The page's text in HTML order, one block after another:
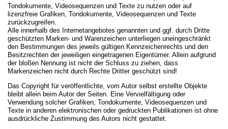
Tondokumente, Videosequenzen und Texte zu nutzen oder auf
lizenzfreie Grafiken, Tondokumente, Videosequenzen und Texte
zurückzugreifen.
Alle innerhalb des Internetangebotes genannten und ggf. durch Dritte
geschützten Marken- und Warenzeichen unterliegen uneingeschränkt
den Bestimmungen des jeweils gültigen Kennzeichenrechts und den
Besitzrechten der jeweiligen eingetragenen Eigentümer. Allein aufgrund
der bloßen Nennung ist nicht der Schluss zu ziehen, dass
Markenzeichen nicht durch Rechte Dritter geschützt sind!
Das Copyright für veröffentlichte, vom Autor selbst erstellte Objekte
bleibt allein beim Autor der Seiten. Eine Vervielfältigung oder
Verwendung solcher Grafiken, Tondokumente, Videosequenzen und
Texte in anderen elektronischen oder gedruckten Publikationen ist ohne
ausdrückliche Zustimmung des Autors nicht gestattet.